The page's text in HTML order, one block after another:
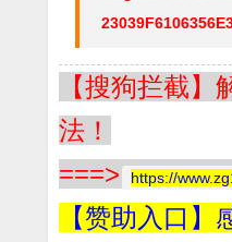
【搜狗拦截】
法！
===>
https://
【赞助入口】